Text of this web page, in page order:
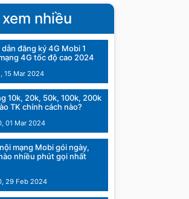
nhiều
đăng ký 4G Mobi 1
4G tốc độ cao 2024
15 Mar 2024
10k, 20k, 50k, 100k, 200k
TK chính cách nào?
01 Mar 2024
mạng Mobi gói ngày,
nhiều phút gọi nhất
29 Feb 2024